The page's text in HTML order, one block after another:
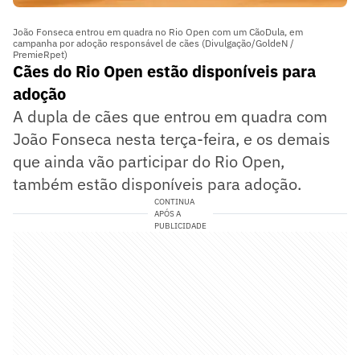
João Fonseca entrou em quadra no Rio Open com um CãoDula, em
campanha por adoção responsável de cães (Divulgação/GoldeN /
PremieRpet)
Cães do Rio Open estão disponíveis para
adoção
A dupla de cães que entrou em quadra com
João Fonseca nesta terça-feira, e os demais
que ainda vão participar do Rio Open,
também estão disponíveis para adoção.
CONTINUA
APÓS A
PUBLICIDADE